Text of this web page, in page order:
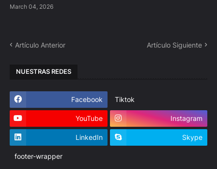
March 04, 2026
Artículo Anterior Artículo Siguiente
NUESTRAS REDES
Facebook Tiktok
YouTube Instagram
LinkedIn Skype
footer-wrapper